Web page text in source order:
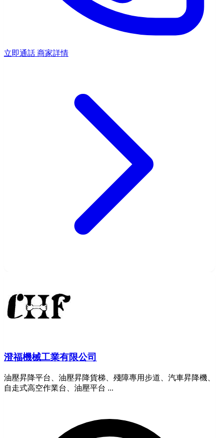
立即通話 商家詳情
澄福機械工業有限公司
油壓昇降平台、油壓昇降貨梯、殘障專用步道、汽車昇降機、
自走式高空作業台、油壓平台 ...